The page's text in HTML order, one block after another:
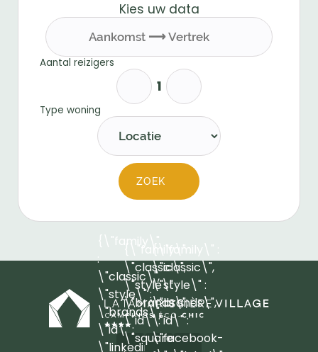
Kies uw data
Aantal reizigers
Type woning
ZOEK
{\"family\"
:
\"classic\",
\"style\" :
\"brands\",
\"id\" :
\"linkedin-
{\"family\" :
\"classic\",
\"style\" :
\"brands\",
\"id\" :
\"square-
{\"family\" :
\"classic\",
\"style\" :
\"brands\",
\"id\" :
\"facebook-